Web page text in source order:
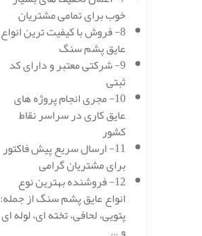
خوب برای تمامی مشتریان
8- فروش با کیفیت ترین انواع
عایق پشم سنگ
9- شرکتی معتبر و دارای کد
ثبتی
10- مجری انجام پروژه های
عایق کاری در سراسر نقاط
کشور
11- ارسال سریع پیش فاکتور
برای مشتریان گرامی
12- فروشنده بهترین نوع
انواع عایق پشم سنگ از جمله:
پتویی، لحافی، تخته ای، لوله ای